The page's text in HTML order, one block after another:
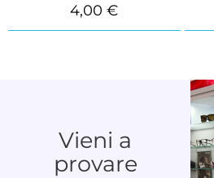
4,00€
Vieni a
provare